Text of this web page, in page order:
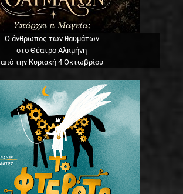
Ο άνθρωπος των θαυμάτων
στο Θέατρο Αλκμήνη
από την Κυριακή 4 Οκτωβρίου